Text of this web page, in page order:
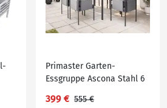
Primaster Garten-
Essgruppe Ascona Stahl 6
399 € 555 €